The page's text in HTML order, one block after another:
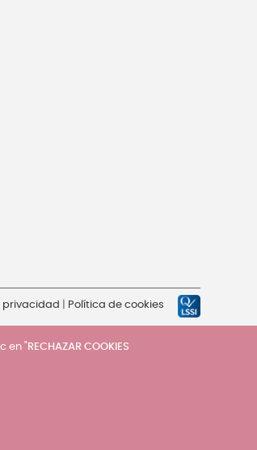
privacidad Política de cookies
en "RECHAZAR COOKIES